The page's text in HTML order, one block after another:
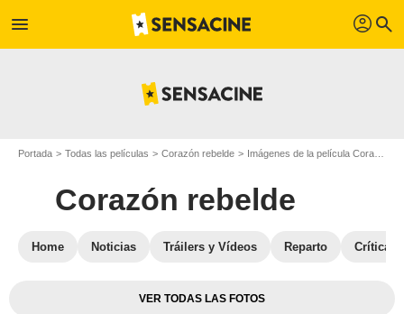
menu profil search
Portada Todas las películas Corazón rebelde Imágenes de la película Corazón rebelde
Corazón rebelde
Home Noticias Tráilers y Vídeos Reparto Críticas
VER TODAS LAS FOTOS